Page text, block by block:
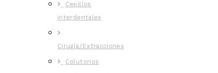
Cepillos
interdentales
Cirugía/Extracciones
Colutorios